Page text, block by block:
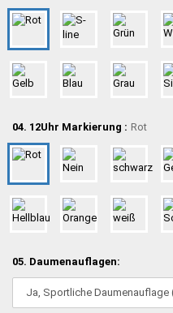
04. 12Uhr Markierung : Rot
05. Daumenauflagen: